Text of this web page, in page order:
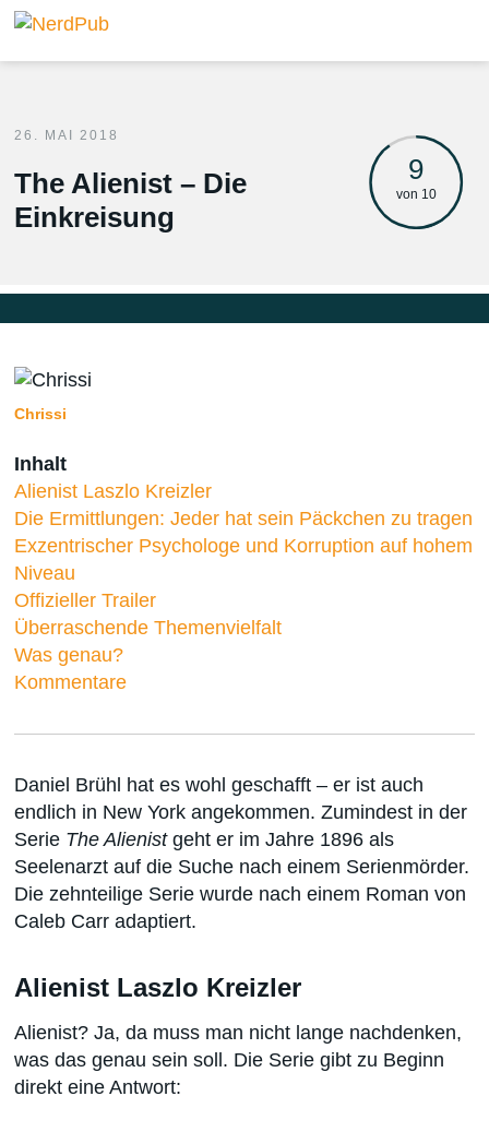
26. MAI 2018
The Alienist – Die
Einkreisung
9
von 10
Chrissi
Inhalt
Alienist Laszlo Kreizler
Die Ermittlungen: Jeder hat sein Päckchen zu tragen
Exzentrischer Psychologe und Korruption auf hohem
Niveau
Offizieller Trailer
Überraschende Themenvielfalt
Was genau?
Kommentare
Daniel Brühl hat es wohl geschafft – er ist auch
endlich in New York angekommen. Zumindest in der
Serie The Alienistgeht er im Jahre 1896 als
Seelenarzt auf die Suche nach einem Serienmörder.
Die zehnteilige Serie wurde nach einem Roman von
Caleb Carr adaptiert.
Alienist Laszlo Kreizler
Alienist? Ja, da muss man nicht lange nachdenken,
was das genau sein soll. Die Serie gibt zu Beginn
direkt eine Antwort: